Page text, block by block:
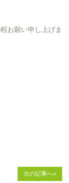
お願い申し上げま
次の記事へ»